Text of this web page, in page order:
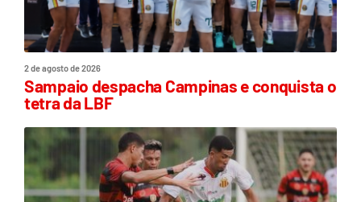
2 de agosto de 2026
Sampaio despacha Campinas e conquista o
tetra da LBF